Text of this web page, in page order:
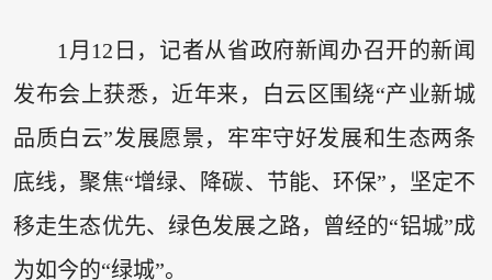
1月12日，记者从省政府新闻办召开的新闻
发布会上获悉，近年来，白云区围绕“产业新城
品质白云”发展愿景，牢牢守好发展和生态两条
底线，聚焦“增绿、降碳、节能、环保”，坚定不
移走生态优先、绿色发展之路，曾经的“铝城”成
为如今的“绿城”。